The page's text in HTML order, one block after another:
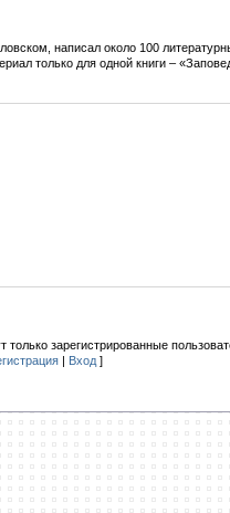
написал около 100
только для одной книги –
зарегистрированные
| Вход ]